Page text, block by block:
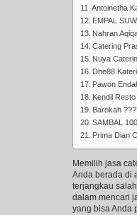
Antoinetha
EMPAL
Nahran
Catering
Nuya
Dhe88
Pawon
Kendil
Barokah
SAMBAL
Prima Dian
Memilih jasa
Anda berada di
terjangkau
dalam mencari
yang bisa Anda